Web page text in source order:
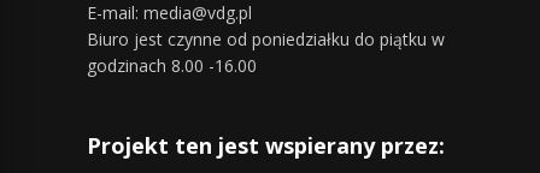
E-mail: media@vdg.pl
Biuro jest czynne od poniedziałku do piątku w
godzinach 8.00 -16.00
Projekt ten jest wspierany przez: